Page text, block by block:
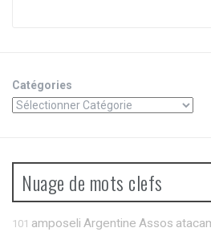
Catégories
Nuage de mots clefs
101 amposeli Argentine Assos